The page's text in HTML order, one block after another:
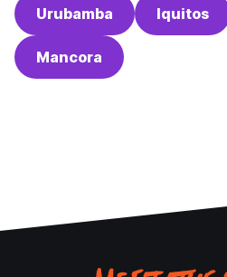
Urubamba Iquitos
Mancora